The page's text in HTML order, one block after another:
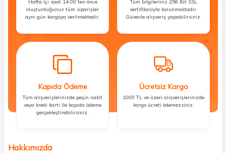
Hafta içi saat 14:00’ten önce
oluşturduğunuz tüm siparişler
aynı gün kargoya verilmektedir.
Tüm bilgileriniz 256 Bit SSL
sertifikasıyla korunmaktadır.
Güvenle alışveriş yapabilirsiniz.
Kapıda Ödeme
Tüm alışverişlerinizde peşin nakit
veya kredi kartı ile kapıda ödeme
gerçekleştirebilirsiniz.
Ücretsiz Kargo
1000 TL ve üzeri alışverişlerinizde
kargo ücreti ödemezsiniz.
Hakkımızda